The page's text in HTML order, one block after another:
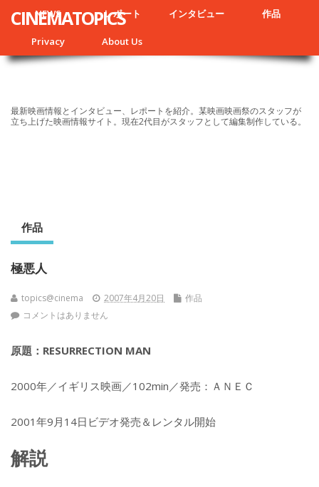
NEWS レポート インタビュー 作品
Privacy About Us
CINEMATOPICS
最新映画情報とインタビュー、レポートを紹介。某映画映画祭のスタッフが
立ち上げた映画情報サイト。現在2代目がスタッフとして編集制作している。
作品
極悪人
topics@cinema 2007年4月20日
作品
コメントはありません
原題：RESURRECTION MAN
2000年／イギリス映画／102min／発売：ＡＮＥＣ
2001年9月14日ビデオ発売＆レンタル開始
解説